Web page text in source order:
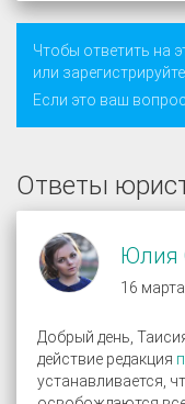
Чтобы ответить на
или
Если это ваш
Ответы
Юлия
16
Добрый день,
действие редакция
устанавливается,